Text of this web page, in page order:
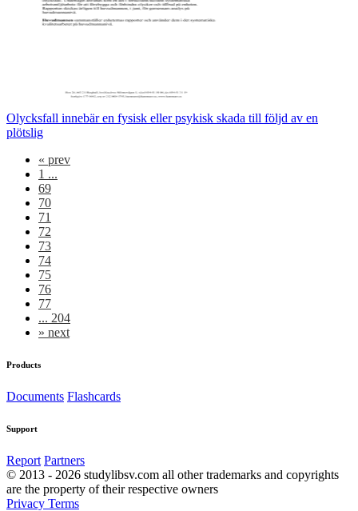
Olycksfall innebär en fysisk eller psykisk skada till följd av en
plötslig
« prev
1 ...
69
70
71
72
73
74
75
76
77
... 204
» next
Products
Documents Flashcards
Support
Report Partners
© 2013 - 2026 studylibsv.com all other trademarks and copyrights
are the property of their respective owners
Privacy Terms